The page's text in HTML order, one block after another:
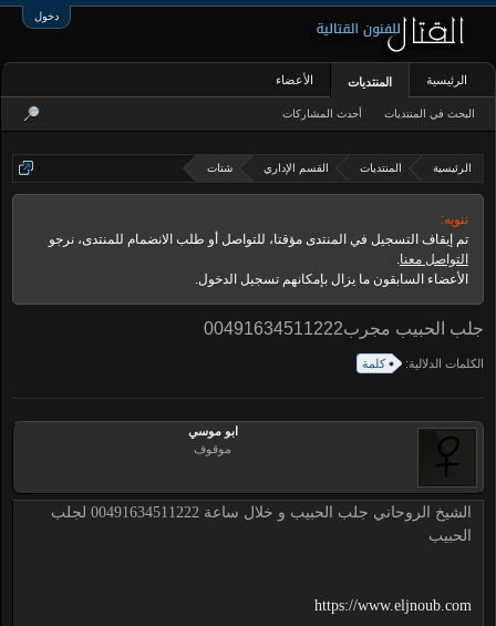
دخول
الرئيسية المنتديات القسم الإداري شتات
تنويه:
تم إيقاف التسجيل في المنتدى مؤقتا، للتواصل أو طلب الانضمام للمنتدى، نرجو
التواصل معنا.
الأعضاء السابقون ما يزال بإمكانهم تسجيل الدخول.
جلب الحبيب مجرب00491634511222
الكلمات الدلالية: كلمة
ابو موسي
موقوف
الشيخ الروحاني جلب الحبيب و خلال ساعة 00491634511222 لجلب
الحبيب
https://www.eljnoub.com
الرئيسية المنتديات
البحث في المنتديات أحدث المشاركات
الأعضاء